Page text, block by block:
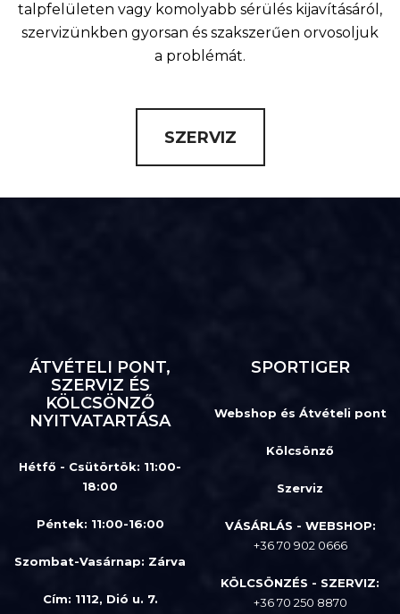
talpfelületen vagy komolyabb sérülés kijavításáról,
szervizünkben gyorsan és szakszerűen orvosoljuk
a problémát.
SZERVIZ
ÁTVÉTELI PONT,
SZERVIZ ÉS
KÖLCSÖNZŐ
NYITVATARTÁSA
Hétfő - Csütörtök: 11:00-
18:00
Péntek: 11:00-16:00
Szombat-Vasárnap: Zárva
Cím: 1112, Dió u. 7.
SPORTIGER
Webshop és Átvételi pont
Kölcsönző
Szerviz
VÁSÁRLÁS - WEBSHOP:
+36 70 902 0666
KÖLCSÖNZÉS - SZERVIZ:
+36 70 250 8870